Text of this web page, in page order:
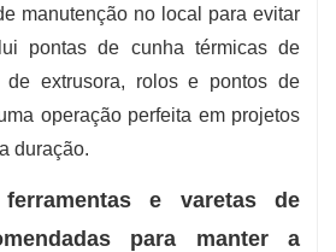
manutenção no local para evitar
pontas de cunha térmicas de
de extrusora, rolos e pontos de
operação perfeita em projetos
duração.
e varetas de
para manter a